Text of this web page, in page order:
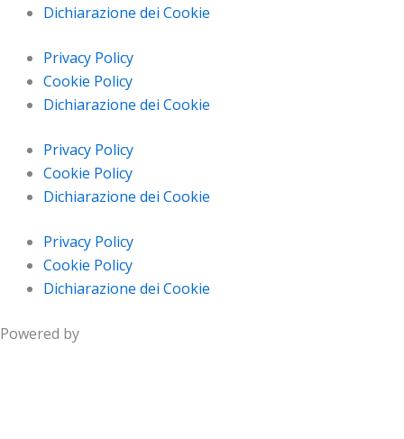
Dichiarazione dei Cookie
Privacy Policy
Cookie Policy
Dichiarazione dei Cookie
Privacy Policy
Cookie Policy
Dichiarazione dei Cookie
Privacy Policy
Cookie Policy
Dichiarazione dei Cookie
Powered by